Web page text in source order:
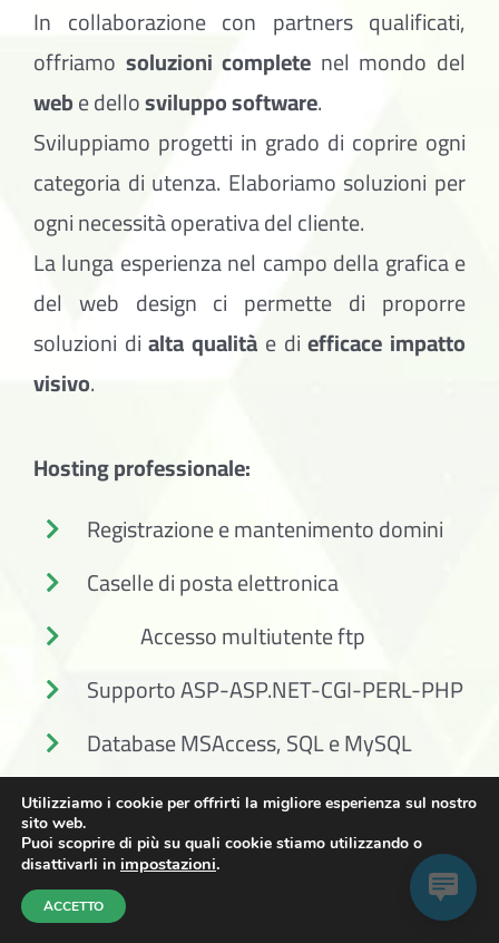
In collaborazione con partners qualificati,
offriamo soluzioni complete nel mondo del
webe dellosviluppo software.
Sviluppiamo progetti in grado di coprire ogni
categoria di utenza. Elaboriamo soluzioni per
ogni necessità operativa del cliente.
La lunga esperienza nel campo della grafica e
del web design ci permette di proporre
soluzioni dialta qualità e diefficace impatto
visivo.
Hosting professionale:
Registrazione e mantenimento domini
Caselle di posta elettronica
Accesso multiutente ftp
Supporto ASP-ASP.NET-CGI-PERL-PHP
Database MSAccess, SQL e MySQL
Statistiche di accesso al sito
Backup giornaliero del sito
Pannello di controllo PLESK
Utilizziamo i cookie per offrirti la migliore esperienza sul nostro
sito web.
Puoi scoprire di più su quali cookie stiamo utilizzando o
disattivarli in impostazioni.
ACCETTO